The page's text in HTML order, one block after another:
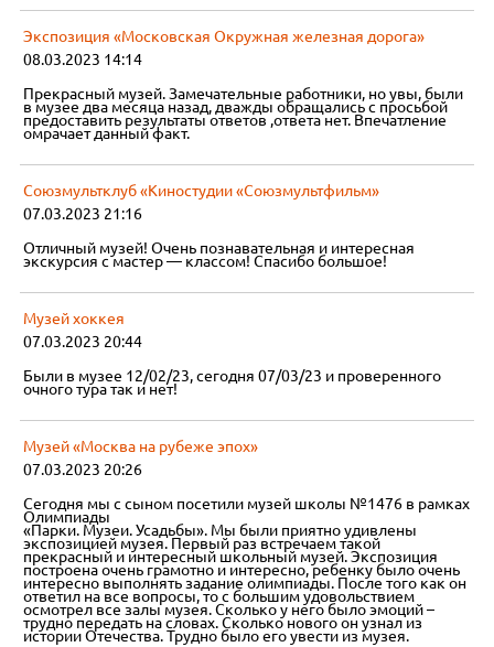
Экспозиция «Московская Окружная железная дорога»
08.03.2023 14:14
Прекрасный музей. Замечательные работники, но увы, были
в музее два месяца назад, дважды обращались с просьбой
предоставить результаты ответов ,ответа нет. Впечатление
омрачает данный факт.
Союзмультклуб «Киностудии «Союзмультфильм»
07.03.2023 21:16
Отличный музей! Очень познавательная и интересная
экскурсия с мастер — классом! Спасибо большое!
Музей хоккея
07.03.2023 20:44
Были в музее 12/02/23, сегодня 07/03/23 и проверенного
очного тура так и нет!
Музей «Москва на рубеже эпох»
07.03.2023 20:26
Сегодня мы с сыном посетили музей школы №1476 в рамках
Олимпиады
«Парки. Музеи. Усадьбы». Мы были приятно удивлены
экспозицией музея. Первый раз встречаем такой
прекрасный и интересный школьный музей. Экспозиция
построена очень грамотно и интересно, ребенку было очень
интересно выполнять задание олимпиады. После того как он
ответил на все вопросы, то с большим удовольствием
осмотрел все залы музея. Сколько у него было эмоций –
трудно передать на словах. Сколько нового он узнал из
истории Отечества. Трудно было его увести из музея.